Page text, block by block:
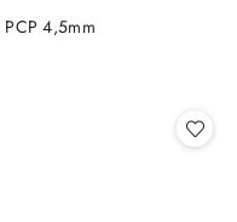
4,5mm